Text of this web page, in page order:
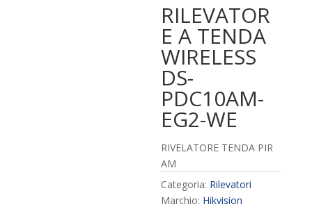
RILEVATOR
E A TENDA
WIRELESS
DS-
PDC10AM-
EG2-WE
RIVELATORE TENDA PIR
AM
Categoria: Rilevatori
Marchio: Hikvision